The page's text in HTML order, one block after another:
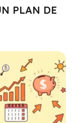
PLAN DE